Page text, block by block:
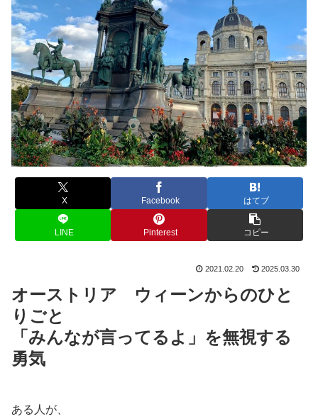
X Facebook はてブ
LINE Pinterest コピー
2021.02.20 2025.03.30
オーストリア ウィーンからのひと
りごと
「みんなが言ってるよ」を無視する
勇気
ある人が、